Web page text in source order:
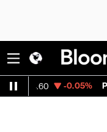
-0.05% Petrobras